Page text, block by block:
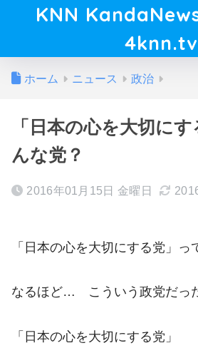
KNN
4knn.tv
ホーム ニュース 政治
「日本の心を大切に
んな党？
2016年01月15日 金曜日
「日本の心を大切にする党」っ
なるほど… こういう政党だっ
「日本の心を大切にする党」